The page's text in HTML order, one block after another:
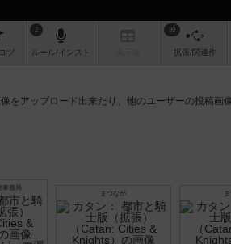
ツ
2
ルール/インスト
80
拡張/関連作
をアップロード出来たり、他のユーザーの投稿画
事務局
まつなが